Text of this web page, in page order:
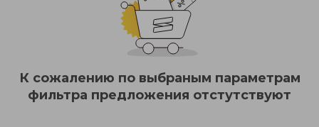
К сожалению по выбраным параметрам
фильтра предложения отстутствуют